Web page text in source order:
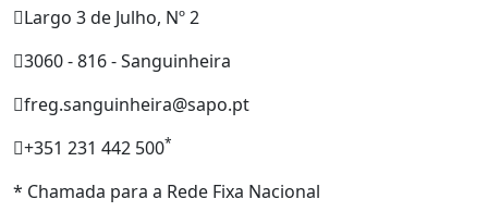
Largo 3 de Julho, Nº 2
3060 - 816 - Sanguinheira
freg.sanguinheira@sapo.pt
+351 231 442 500*
* Chamada para a Rede Fixa Nacional